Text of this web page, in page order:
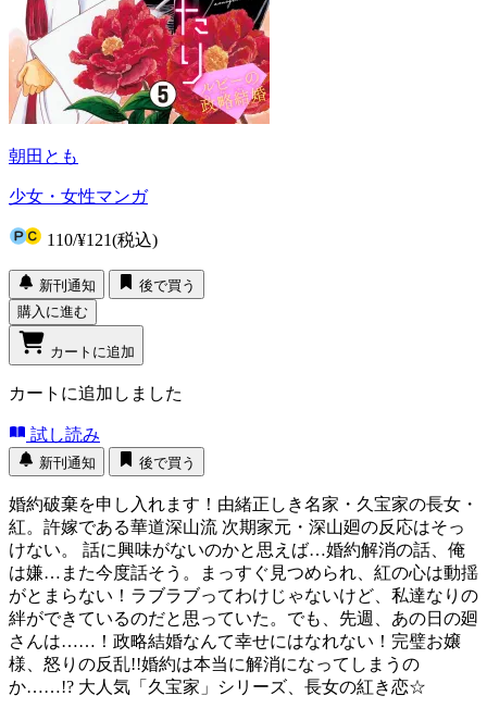
朝田とも
少女・女性マンガ
110/¥121(税込)
新刊通知
後で買う
購入に進む
カートに追加
カートに追加しました
試し読み
新刊通知 後で買う
婚約破棄を申し入れます！由緒正しき名家・久宝家の長女・
紅。許嫁である華道深山流 次期家元・深山廻の反応はそっ
けない。 話に興味がないのかと思えば…婚約解消の話、俺
は嫌…また今度話そう。まっすぐ見つめられ、紅の心は動揺
がとまらない！ラブラブってわけじゃないけど、私達なりの
絆ができているのだと思っていた。でも、先週、あの日の廻
さんは……！政略結婚なんて幸せにはなれない！完璧お嬢
様、怒りの反乱!!婚約は本当に解消になってしまうの
か……!? 大人気「久宝家」シリーズ、長女の紅き恋☆